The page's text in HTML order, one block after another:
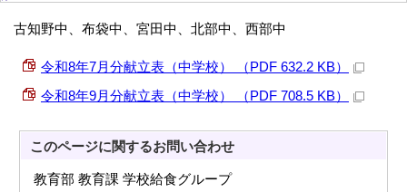
古知野中、布袋中、宮田中、北部中、西部中
令和8年7月分献立表（中学校） （PDF 632.2 KB）
令和8年9月分献立表（中学校） （PDF 708.5 KB）
このページに関するお問い合わせ
教育部 教育課 学校給食グループ